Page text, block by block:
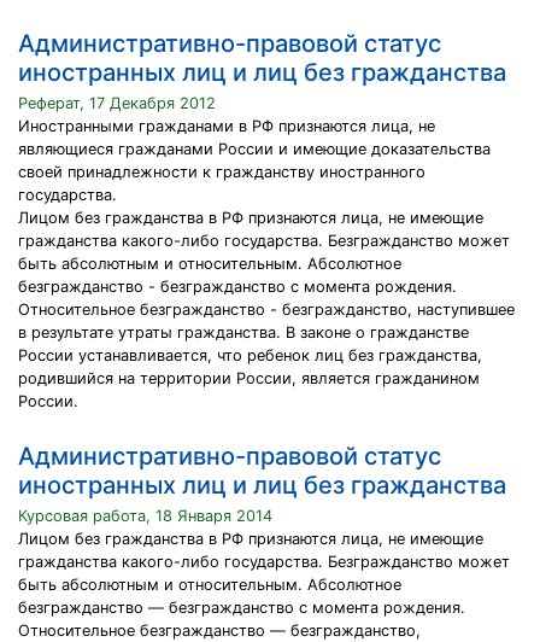
Административно-правовой статус
иностранных лиц и лиц без гражданства
Реферат, 17 Декабря 2012
Иностранными гражданами в РФ признаются лица, не
являющиеся гражданами России и имеющие доказательства
своей принадлежности к гражданству иностранного
государства.
Лицом без гражданства в РФ признаются лица, не имеющие
гражданства какого-либо государства. Безгражданство может
быть абсолютным и относительным. Абсолютное
безгражданство - безгражданство с момента рождения.
Относительное безгражданство - безгражданство, наступившее
в результате утраты гражданства. В законе о гражданстве
России устанавливается, что ребенок лиц без гражданства,
родившийся на территории России, является гражданином
России.
Административно-правовой статус
иностранных лиц и лиц без гражданства
Курсовая работа, 18 Января 2014
Лицом без гражданства в РФ признаются лица, не имеющие
гражданства какого-либо государства. Безгражданство может
быть абсолютным и относительным. Абсолютное
безгражданство — безгражданство с момента рождения.
Относительное безгражданство — безгражданство,